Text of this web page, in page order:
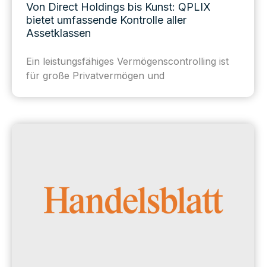
Von Direct Holdings bis Kunst: QPLIX
bietet umfassende Kontrolle aller
Assetklassen
Ein leistungsfähiges Vermögenscontrolling ist
für große Privatvermögen und